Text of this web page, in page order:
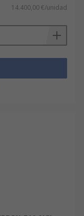
14.400,00 €/unidad